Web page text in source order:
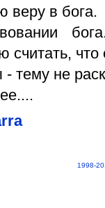
веру в бога.
считать, что
тему не
1998-